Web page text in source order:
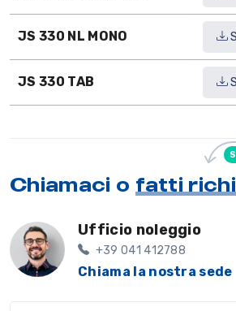
JS 330 NL MONO
JS 330 TAB
Chiamaci o fatti
Ufficio noleggio
+39 041 412788
Chiama la nostra sede